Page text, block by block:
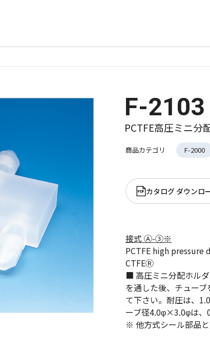
F-2103
PCTFE高圧ミニ分
商品カテゴリ F-2000
PDF カタログ ダウンロ
接式 Ⓐ-③※
PCTFE high
CTFEⓇ
■ 高圧ミニ分配ホル
を通した後、チュー
て下さい。耐圧は、
ーブ径4.0φ×3.0φは、
※ 他方式シール部品と